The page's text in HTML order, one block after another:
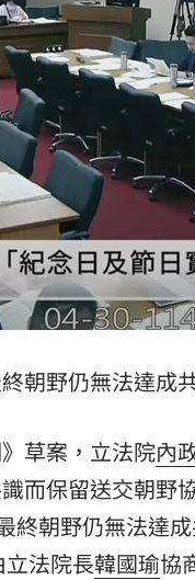
19:08
19:07
19:01
朝野仍無法達成
草案，立法院內
而保留送交朝野
朝野仍無法達
法院長韓國瑜協